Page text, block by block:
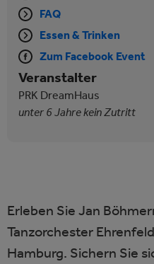
FAQ
Essen & Trinken
Zum Facebook Event
Veranstalter
PRK DreamHaus
unter 6 Jahre kein Zutritt
Erleben Sie Jan
Tanzorchester
Hamburg. Sichern Sie